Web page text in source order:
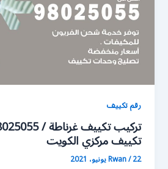
رقم تكييف
تكييف مركزي الكويت
Rwan/22 يونيو، 2021